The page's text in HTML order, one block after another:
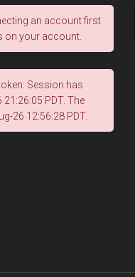
an account first
on your account.
Session has
PDT. The
26 12:56:28 PDT.